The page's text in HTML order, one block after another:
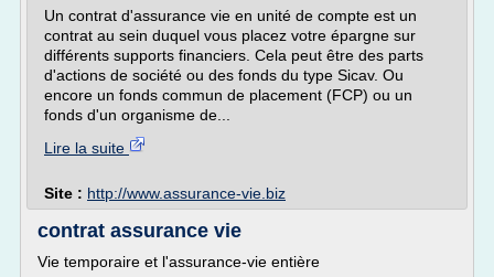
Un contrat d'assurance vie en unité de compte est un
contrat au sein duquel vous placez votre épargne sur
différents supports financiers. Cela peut être des parts
d'actions de société ou des fonds du type Sicav. Ou
encore un fonds commun de placement (FCP) ou un
fonds d'un organisme de...
Lire la suite
Site : http://www.assurance-vie.biz
contrat assurance vie
Vie temporaire et l'assurance-vie entière